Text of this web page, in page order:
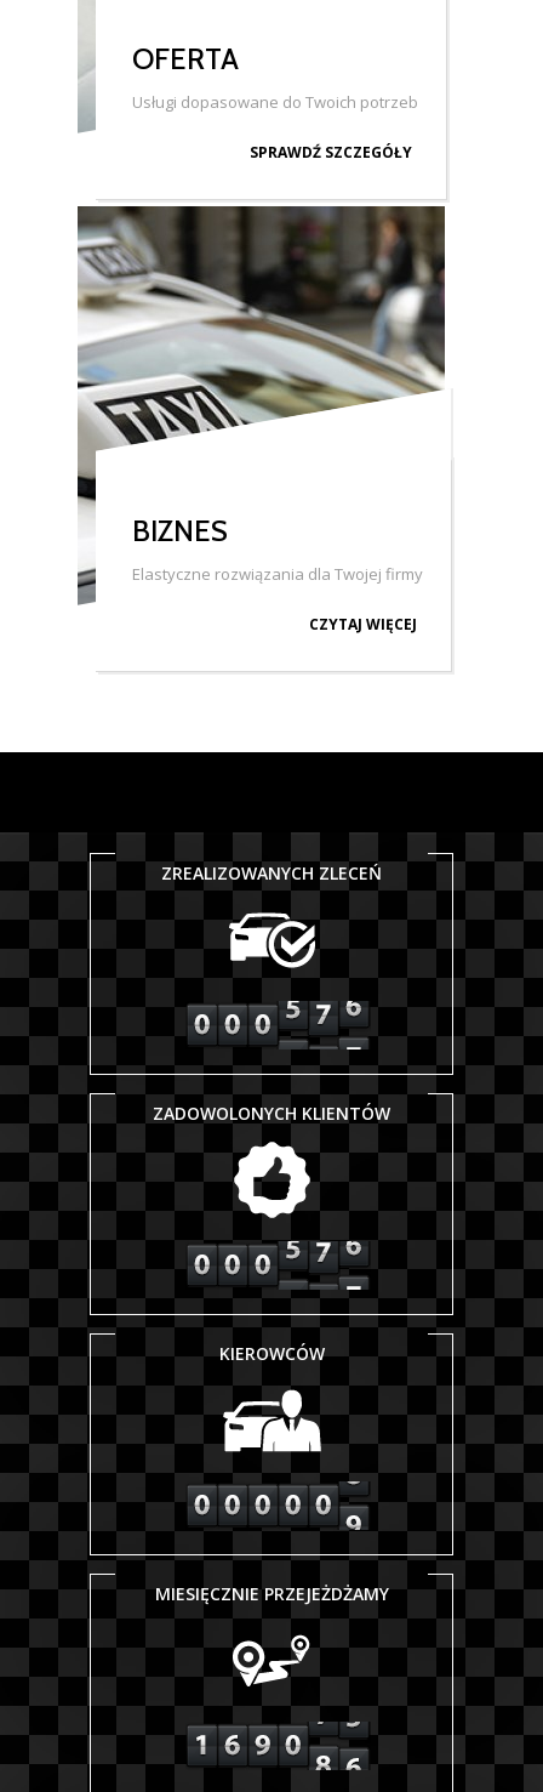
OFERTA
Usługi dopasowane do Twoich potrzeb
SPRAWDŹ SZCZEGÓŁY
BIZNES
Elastyczne rozwiązania dla Twojej firmy
CZYTAJ WIĘCEJ
ZREALIZOWANYCH ZLECEŃ
ZADOWOLONYCH KLIENTÓW
KIEROWCÓW
MIESIĘCZNIE PRZEJEŻDŻAMY